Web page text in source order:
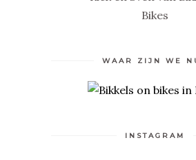
WAAR ZIJN WE
INSTAGRAM